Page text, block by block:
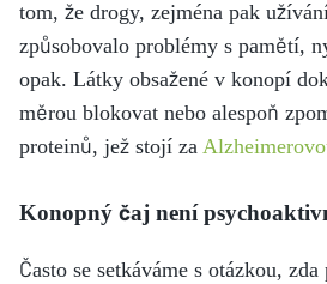
tom, že drogy, zejména pak
způsobovalo problémy s pamětí,
opak. Látky obsažené v konopí
měrou blokovat nebo alespoň
proteinů, jež stojí za
Konopný čaj není
Často se setkáváme s otázkou,